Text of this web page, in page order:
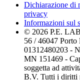
Dichiarazione di
privacy
Informazioni sul
© 2026 P.E.
56 / 46047
01312480203 -
MN 151469 -
soggetta ad
B.V. Tutti i diritti